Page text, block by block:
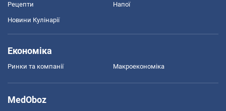
Рецепти Напої
Новини Кулінарії
Економіка
Ринки та компанії Макроекономіка
MedOboz